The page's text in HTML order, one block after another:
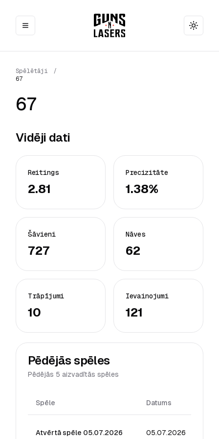
Toggle
Spēlētāji
/
67
67
Vidēji dati
Reitings
2.81
Precizitāte
1.38%
Šāvieni
727
Nāves
62
Trāpījumi
10
Ievainojumi
121
Pēdējās spēles
Pēdējās 5 aizvadītās spēles
Spēle Datums
Atvērtā spēle 05.07.2026 05.07.2026